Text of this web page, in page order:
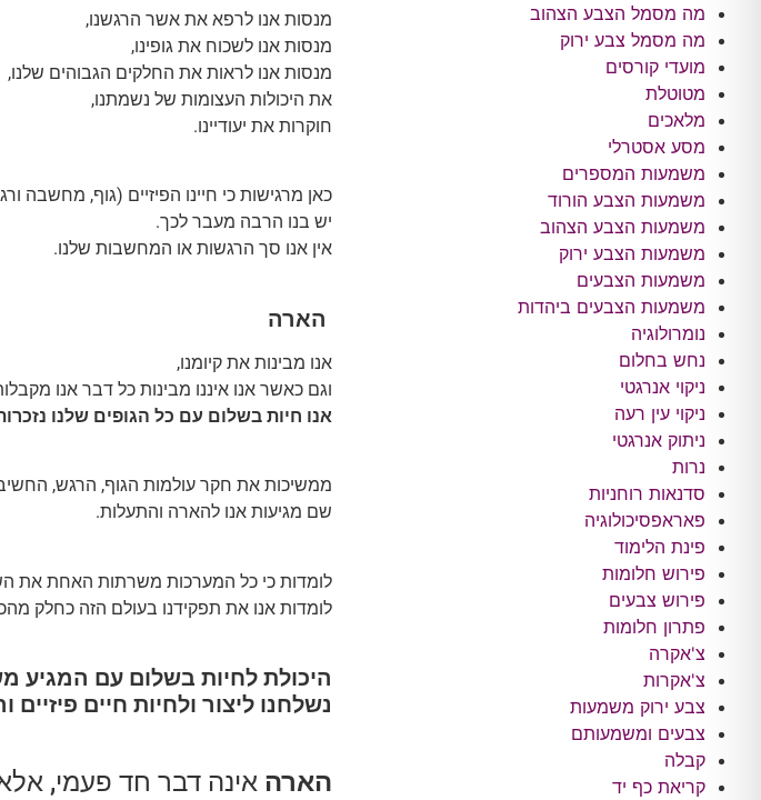
מה מסמל הצבע הצהוב
מה מסמל צבע ירוק
מועדי קורסים
מטוטלת
מלאכים
מסע אסטרלי
משמעות המספרים
משמעות הצבע הורוד
משמעות הצבע הצהוב
משמעות הצבע ירוק
משמעות הצבעים
משמעות הצבעים ביהדות
נומרולוגיה
נחש בחלום
ניקוי אנרגטי
ניקוי עין רעה
ניתוק אנרגטי
נרות
סדנאות רוחניות
פאראפסיכולוגיה
פינת הלימוד
פירוש חלומות
פירוש צבעים
פתרון חלומות
צ'אקרה
צ'אקרות
צבע ירוק משמעות
צבעים ומשמעותם
קבלה
קריאת כף יד
מנסות אנו לרפא את אשר הרגשנו,
מנסות אנו לשכוח את גופינו,
מנסות אנו לראות את החלקים הגבוהים שלנו,
את היכולות העצומות של נשמתנו,
חוקרות את יעודיינו.
כאן מרגישות כי חיינו הפיזיים (גוף, מחשבה
יש בנו הרבה מעבר לכך.
אין אנו סך הרגשות או המחשבות שלנו.
הארה
אנו מבינות את קיומנו,
וגם כאשר אנו איננו מבינות כל דבר אנו
אנו חיות בשלום עם כל הגופים שלנו
ממשיכות את חקר עולמות הגוף, הרגש,
שם מגיעות אנו להארה והתעלות.
לומדות כי כל המערכות משרתות האחת את
לומדות אנו את תפקידנו בעולם הזה כחלק
היכולת לחיות בשלום עם המגיע
נשלחנו ליצור ולחיות חיים
הארה אינה דבר חד פעמי,